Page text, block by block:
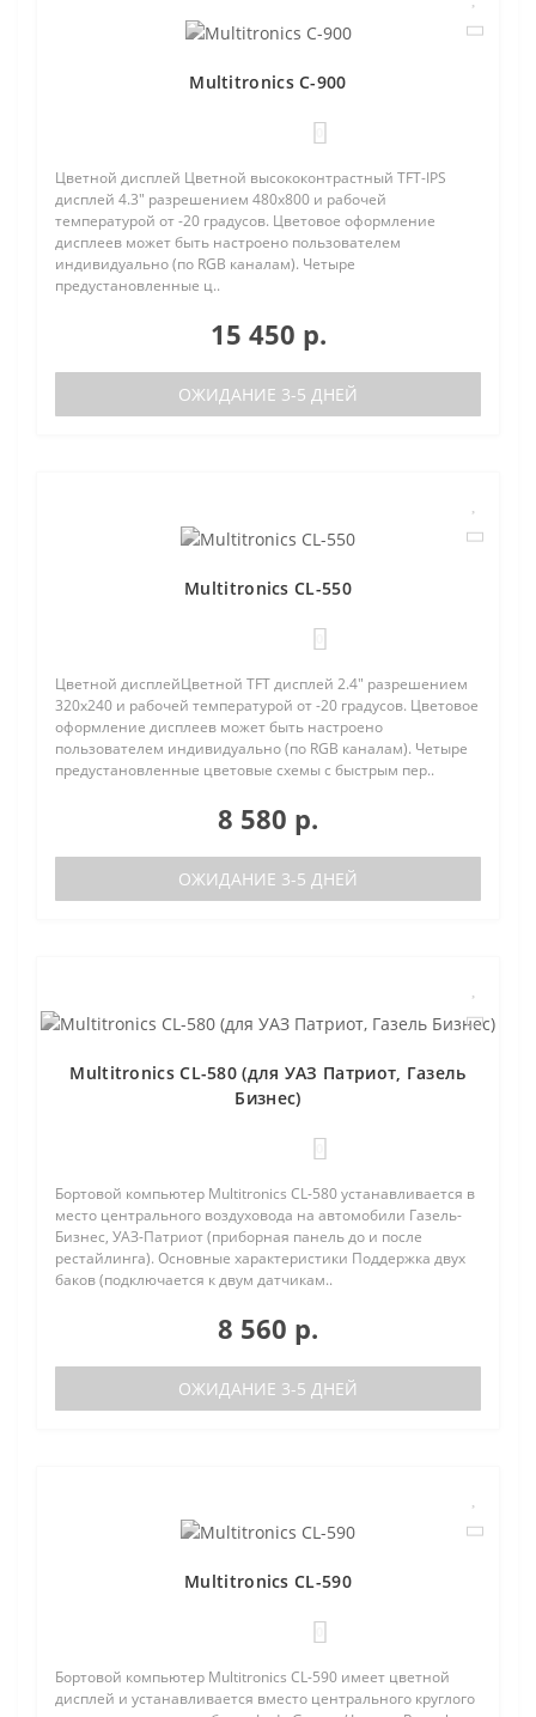
Multitronics C-900
Цветной дисплей Цветной высококонтрастный TFT-IPS
дисплей 4.3" разрешением 480х800 и рабочей
температурой от -20 градусов. Цветовое оформление
дисплеев может быть настроено пользователем
индивидуально (по RGB каналам). Четыре
предустановленные ц..
15 450 р.
ОЖИДАНИЕ 3-5 ДНЕЙ
Multitronics CL-550
Цветной дисплейЦветной TFT дисплей 2.4" разрешением
320х240 и рабочей температурой от -20 градусов. Цветовое
оформление дисплеев может быть настроено
пользователем индивидуально (по RGB каналам). Четыре
предустановленные цветовые схемы с быстрым пер..
8 580 р.
ОЖИДАНИЕ 3-5 ДНЕЙ
Multitronics CL-580 (для УАЗ Патриот, Газель
Бизнес)
Бортовой компьютер Multitronics CL-580 устанавливается в
место центрального воздуховода на автомобили Газель-
Бизнес, УАЗ-Патриот (приборная панель до и после
рестайлинга). Основные характеристики Поддержка двух
баков (подключается к двум датчикам..
8 560 р.
ОЖИДАНИЕ 3-5 ДНЕЙ
Multitronics CL-590
Бортовой компьютер Multitronics CL-590 имеет цветной
дисплей и устанавливается вместо центрального круглого